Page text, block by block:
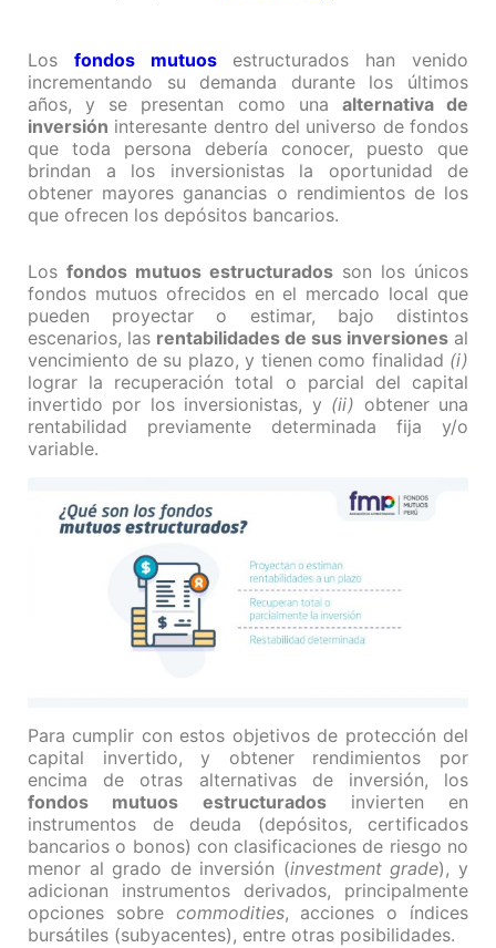
Los fondos mutuos
estructurados han venido
incrementando su demanda durante los últimos
años, y se presentan como una alternativa de
inversión interesante dentro del universo de fondos
que toda persona debería conocer, puesto que
brindan a los inversionistas la oportunidad de
obtener mayores ganancias o rendimientos de los
que ofrecen los depósitos bancarios.
Los fondos mutuos estructurados son los únicos
fondos mutuos ofrecidos en el mercado local que
pueden proyectar o estimar, bajo distintos
escenarios, las rentabilidades de sus inversiones al
vencimiento de su plazo, y tienen como finalidad (i)
lograr la recuperación total o parcial del capital
invertido por los inversionistas, y (ii) obtener una
rentabilidad previamente determinada fija y/o
variable.
Para cumplir con estos objetivos de protección del
capital invertido, y obtener rendimientos por
encima de otras alternativas de inversión, los
fondos mutuos estructuradosinvierten en
instrumentos de deuda (depósitos, certificados
bancarios o bonos) con clasificaciones de riesgo no
menor al grado de inversión (investment grade), y
adicionan instrumentos derivados, principalmente
opciones sobre commodities, acciones o índices
bursátiles (subyacentes), entre otras posibilidades.